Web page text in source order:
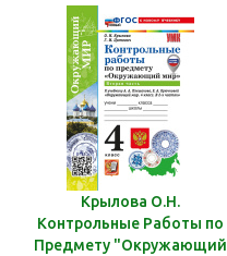
Крылова О.Н.
Контрольные Работы по
Предмету "Окружающий